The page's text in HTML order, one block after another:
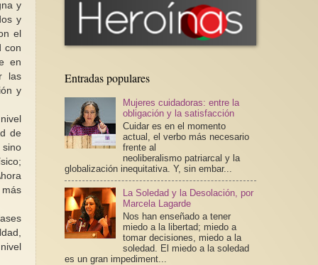
y
y
el
con
en
las
y
de
sino
Entradas populares
Mujeres cuidadoras: entre la
obligación y la satisfacción
Cuidar es en el momento
actual, el verbo más necesario
frente al
neoliberalismo patriarcal y la
globalización inequitativa. Y, sin embar...
La Soledad y la Desolación, por
Marcela Lagarde
Nos han enseñado a tener
miedo a la libertad; miedo a
tomar decisiones, miedo a la
soledad. El miedo a la soledad
es un gran impediment...